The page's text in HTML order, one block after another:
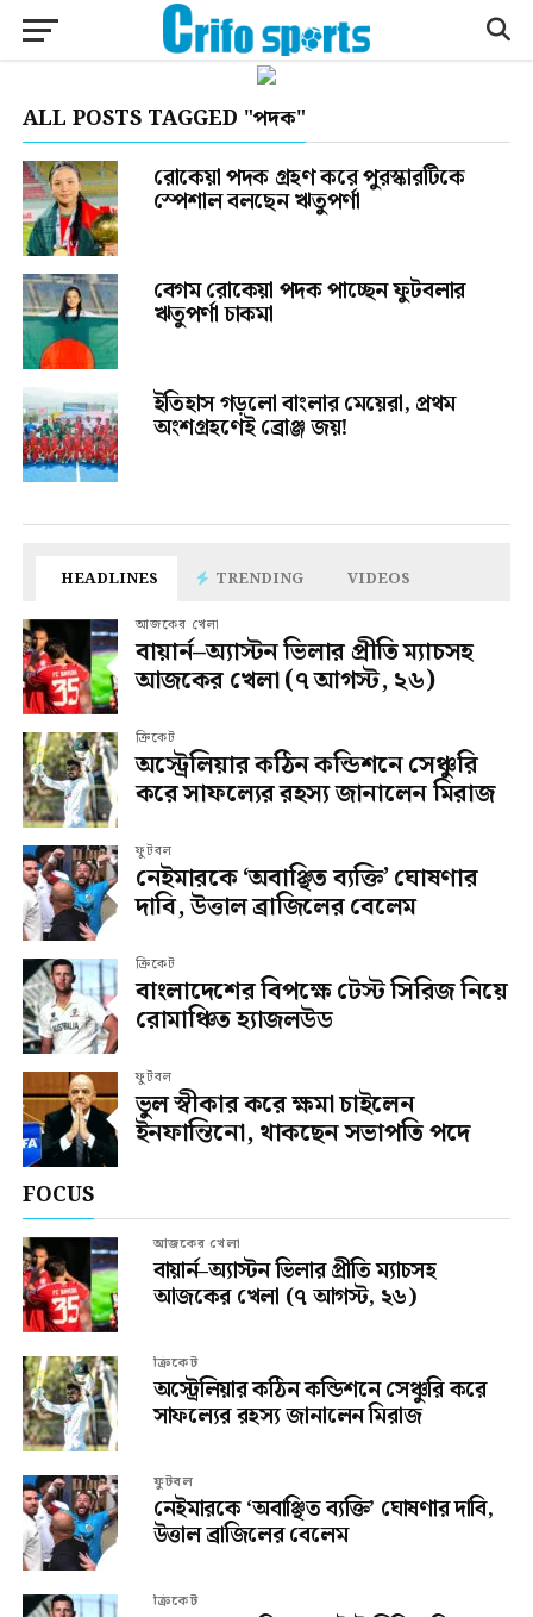
ALL POSTS TAGGED "পদক"
রোকেয়া পদক গ্রহণ করে পুরস্কারটিকে
স্পেশাল বলছেন ঋতুপর্ণা
বেগম রোকেয়া পদক পাচ্ছেন ফুটবলার
ঋতুপর্ণা চাকমা
ইতিহাস গড়লো বাংলার মেয়েরা, প্রথম
অংশগ্রহণেই ব্রোঞ্জ জয়!
HEADLINES TRENDING VIDEOS
আজকের খেলা
বায়ার্ন–অ্যাস্টন ভিলার প্রীতি ম্যাচসহ
আজকের খেলা (৭ আগস্ট, ২৬)
ক্রিকেট
অস্ট্রেলিয়ার কঠিন কন্ডিশনে সেঞ্চুরি
করে সাফল্যের রহস্য জানালেন মিরাজ
ফুটবল
নেইমারকে ‘অবাঞ্ছিত ব্যক্তি’ ঘোষণার
দাবি, উত্তাল ব্রাজিলের বেলেম
ক্রিকেট
বাংলাদেশের বিপক্ষে টেস্ট সিরিজ নিয়ে
রোমাঞ্চিত হ্যাজলউড
ফুটবল
ভুল স্বীকার করে ক্ষমা চাইলেন
ইনফান্তিনো, থাকছেন সভাপতি পদে
FOCUS
আজকের খেলা
বায়ার্ন–অ্যাস্টন ভিলার প্রীতি ম্যাচসহ
আজকের খেলা (৭ আগস্ট, ২৬)
ক্রিকেট
অস্ট্রেলিয়ার কঠিন কন্ডিশনে সেঞ্চুরি করে
সাফল্যের রহস্য জানালেন মিরাজ
ফুটবল
নেইমারকে ‘অবাঞ্ছিত ব্যক্তি’ ঘোষণার দাবি,
উত্তাল ব্রাজিলের বেলেম
ক্রিকেট